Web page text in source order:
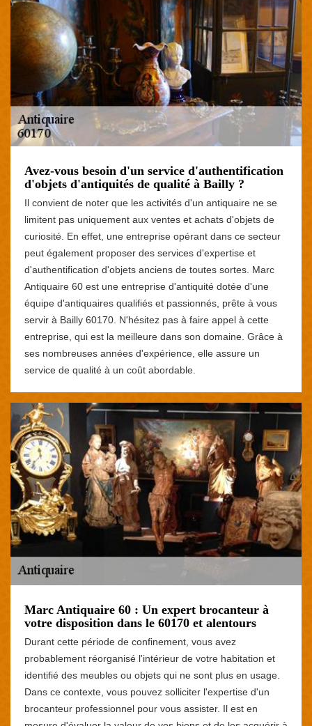
Avez-vous besoin d'un service d'authentification
d'objets d'antiquités de qualité à Bailly ?
Il convient de noter que les activités d'un antiquaire ne se
limitent pas uniquement aux ventes et achats d'objets de
curiosité. En effet, une entreprise opérant dans ce secteur
peut également proposer des services d'expertise et
d'authentification d'objets anciens de toutes sortes. Marc
Antiquaire 60 est une entreprise d'antiquité dotée d'une
équipe d'antiquaires qualifiés et passionnés, prête à vous
servir à Bailly 60170. N'hésitez pas à faire appel à cette
entreprise, qui est la meilleure dans son domaine. Grâce à
ses nombreuses années d'expérience, elle assure un
service de qualité à un coût abordable.
Marc Antiquaire 60 : Un expert brocanteur à
votre disposition dans le 60170 et alentours
Durant cette période de confinement, vous avez
probablement réorganisé l'intérieur de votre habitation et
identifié des meubles ou objets qui ne sont plus en usage.
Dans ce contexte, vous pouvez solliciter l'expertise d'un
brocanteur professionnel pour vous assister. Il est en